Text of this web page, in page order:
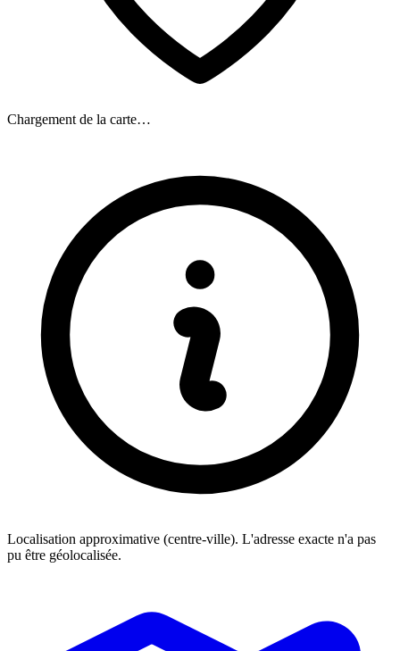
Chargement de la carte…
Localisation approximative (centre-ville). L'adresse exacte n'a pas
pu être géolocalisée.